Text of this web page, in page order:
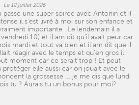
Le 12 juillet 2026
passé une super soirée avec Antonin et il
il s’est livré à moi sur son enfance et
importante . Le lendemain il a
10) et il am dit qu’il avait peur car
mardi et tout va bien et il am dit que il
réagir avec le temps et qu’en gros il
moment car ce serait trop ! Et peut
protéger elle aussi car on jouait avec le
la grossesse … je me dis que lundi
tu ? Aurais tu un bonus pour moi?